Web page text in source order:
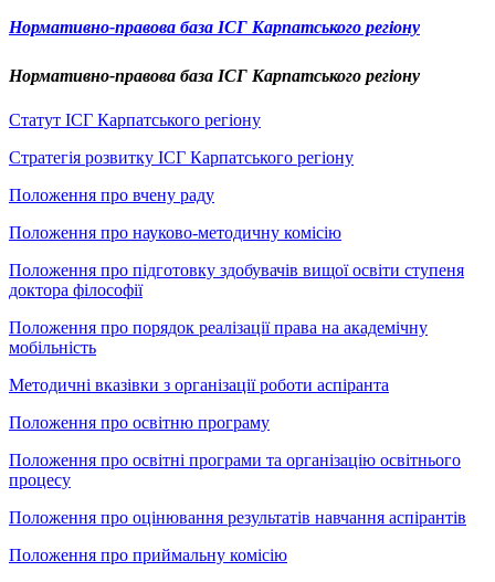
Нормативно-правова база ІСГ Карпатського регіону
Нормативно-правова база ІСГ Карпатського регіону
Статут ІСГ Карпатського регіону
Стратегія розвитку ІСГ Карпатського регіону
Положення про вчену раду
Положення про науково-методичну комісію
Положення про підготовку здобувачів вищої освіти ступеня
доктора філософії
Положення про порядок реалізації права на академічну
мобільність
Методичні вказівки з організації роботи аспіранта
Положення про освітню програму
Положення про освітні програми та організацію освітнього
процесу
Положення про оцінювання результатів навчання аспірантів
Положення про приймальну комісію